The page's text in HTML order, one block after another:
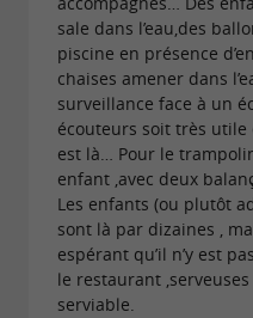
sale dans l’eau,des
piscine en présence
chaises amener dans
surveillance face à un
écouteurs soit très
est là… Pour le
enfant ,avec deux
Les enfants (ou plutôt
sont là par dizaines ,
espérant qu’il n’y est
le restaurant
serviable.